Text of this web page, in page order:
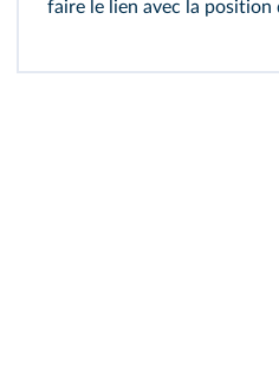
faire le lien avec la position